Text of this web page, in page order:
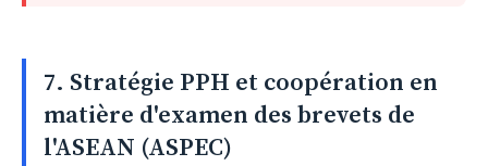
7. Stratégie PPH et coopération en
matière d'examen des brevets de
l'ASEAN (ASPEC)